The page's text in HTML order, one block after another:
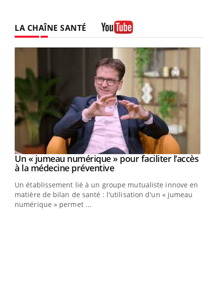
LA CHAÎNE SANTÉ
Youtube
Un « jumeau numérique » pour faciliter l’accès
à la médecine préventiveYoutube
Un établissement lié à un groupe mutualiste innove en
matière de bilan de santé : l'utilisation d'un « jumeau
numérique » permet ...